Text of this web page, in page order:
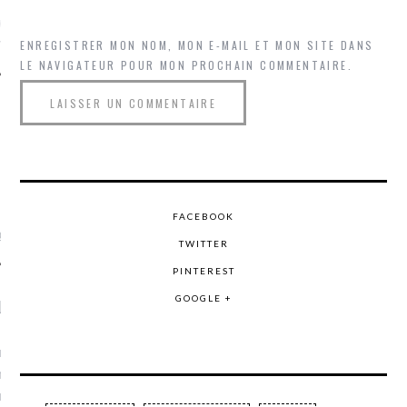
TWITTER
@Isa_Monrozier
ARCACHON
je t'aime, my little bassin
comment ? "
ENREGISTRER MON NOM, MON E-MAIL ET MON SITE DANS
LE NAVIGATEUR POUR MON PROCHAIN COMMENTAIRE.
FACEBOOK
TWITTER
PINTEREST
GOOGLE +